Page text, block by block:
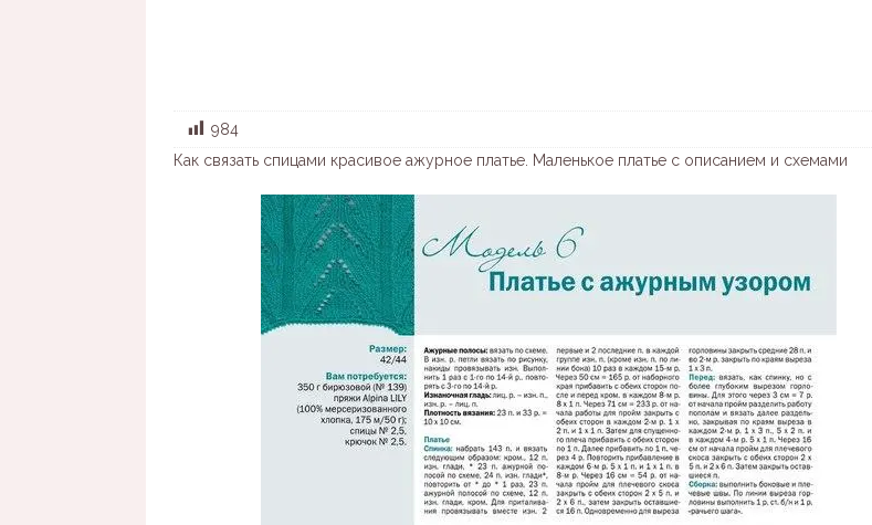
984
Как связать спицами красивое ажурное платье. Маленькое платье с описанием и схемами